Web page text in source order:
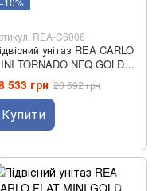
REA-C6006
унітаз REA CARLO
TORNADO NFQ GOLD
533 грн 20 592 грн
Купити